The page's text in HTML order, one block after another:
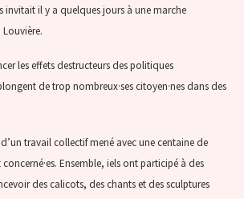
invitait il y a quelques jours à une marche
les effets destructeurs des politiques
de trop nombreux·ses citoyen·nes dans des
travail collectif mené avec une centaine de
Ensemble, iels ont participé à des
des calicots, des chants et des sculptures